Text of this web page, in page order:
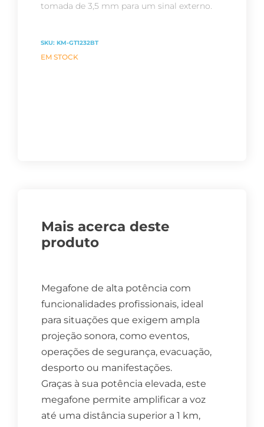
tomada de 3,5 mm para um sinal externo.
SKU: KM-GT1232BT
EM STOCK
Mais acerca deste
produto
Megafone de alta potência com
funcionalidades profissionais, ideal
para situações que exigem ampla
projeção sonora, como eventos,
operações de segurança, evacuação,
desporto ou manifestações.
Graças à sua potência elevada, este
megafone permite amplificar a voz
até uma distância superior a 1 km,